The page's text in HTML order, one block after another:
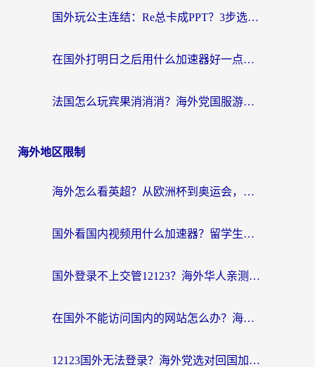
国外玩公主连结：Re总卡成PPT？3步选对加速器，畅玩国服无压力
在国外打明日之后用什么加速器好一点？海外玩家亲测有效的国服游戏加速指南
法国怎么玩宾果消消消？海外党国服游戏加速器终极指南（附漫威召唤与合成解决办法）
海外地区限制
海外怎么看英超？从欧洲杯到奥运会，一份让你不卡壳的中文解说观看指南
国外看国内视频用什么加速器？留学生和海外华人的实用指南
国外登录不上交管12123？海外华人亲测有效的回国加速器选择指南
在国外不能访问国内的网站怎么办？海外党必看的无缝回国上网指南
12123国外无法登录？海外党选对回国加速器，轻松解决国内资源访问难题